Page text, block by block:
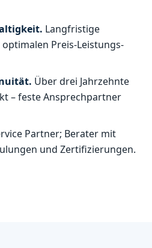
Langfristige
Preis-Leistungs-
Über drei Jahrzehnte
– feste Ansprechpartner
Partner; Berater mit
und Zertifizierungen.